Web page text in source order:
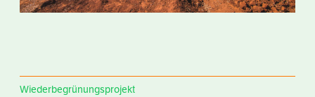
Wiederbegrünungsprojekt